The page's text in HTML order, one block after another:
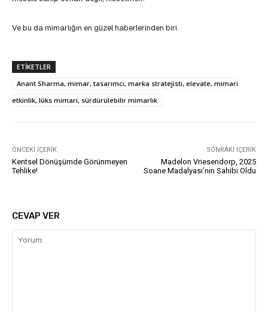
Ve bu da mimarlığın en güzel haberlerinden biri.
ETIKETLER
Anant Sharma, mimar, tasarımcı, marka stratejisti, elevate, mimari
etkinlik, lüks mimari, sürdürülebilir mimarlık
ÖNCEKI İÇERIK
Kentsel Dönüşümde Görünmeyen
Tehlike!
SONRAKI İÇERIK
Madelon Vriesendorp, 2025
Soane Madalyası’nın Sahibi Oldu
CEVAP VER